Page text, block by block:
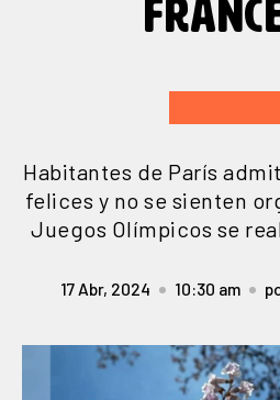
Habitantes de París
felices y no se sienten
Juegos Olímpicos se
17 Abr, 2024 10:30 am